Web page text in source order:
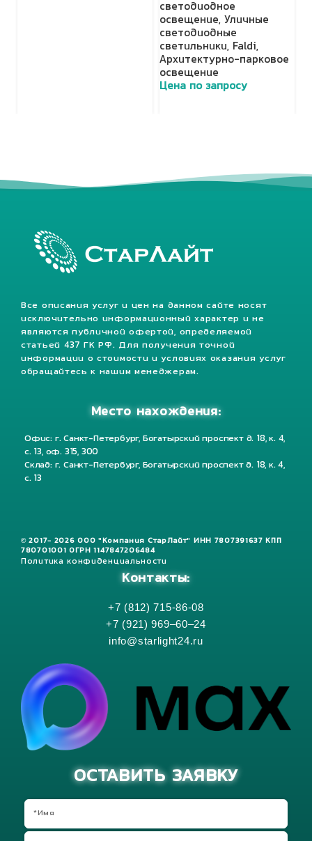
светодиодное
освещение, Уличные
светодиодные
светильники, Faldi,
Архитектурно-парковое
освещение
Цена по запросу
Все описания услуг и цен на данном сайте носят
исключительно информационный характер и не
являются публичной офертой, определяемой
статьей 437 ГК РФ. Для получения точной
информации о стоимости и условиях оказания услуг
обращайтесь к нашим менеджерам.
Место нахождения:
Офис: г. Санкт-Петербург, Богатырский проспект д. 18, к. 4,
с. 13, оф. 315, 300
Склад: г. Санкт-Петербург, Богатырский проспект д. 18, к. 4,
с. 13
© 2017- 2026 ООО "Компания СтарЛайт" ИНН 7807391637 КПП
780701001 ОГРН 1147847206484
Политика конфиденциальности
Контакты:
+7 (812) 715-86-08
+7 (921) 969–60–24
info@starlight24.ru
ОСТАВИТЬ ЗАЯВКУ